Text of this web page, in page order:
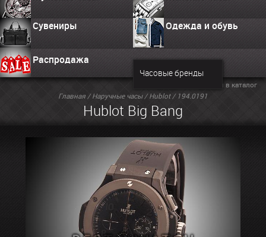
Сувениры Одежда и обувь
Распродажа
Часовые бренды
Главная /Наручные часы/Hublot/ 194.0191
Hublot Big Bang
Вернуться в каталог